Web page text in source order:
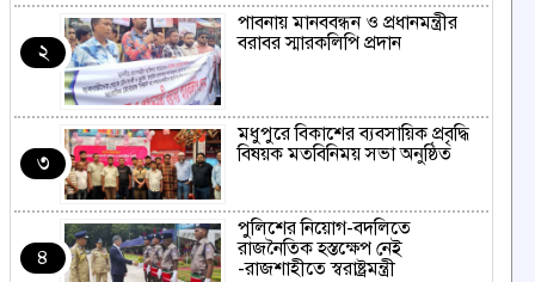
২
পাবনায় মানববন্ধন ও প্রধানমন্ত্রীর
বরাবর স্মারকলিপি প্রদান
৩
মধুপুরে বিকাশের ব্যবসায়িক প্রবৃদ্ধি
বিষয়ক মতবিনিময় সভা অনুষ্ঠিত
৪
পুলিশের নিয়োগ-বদলিতে
রাজনৈতিক হস্তক্ষেপ নেই
-রাজশাহীতে স্বরাষ্ট্রমন্ত্রী